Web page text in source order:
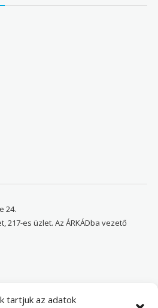
tartjuk az adatok
24.
217-es üzlet. Az ÁRKÁDba vezető